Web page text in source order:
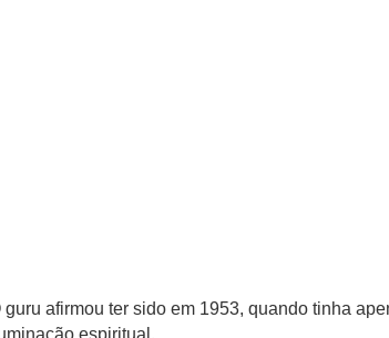
guru afirmou ter sido em 1953, quando tinha
espiritual.